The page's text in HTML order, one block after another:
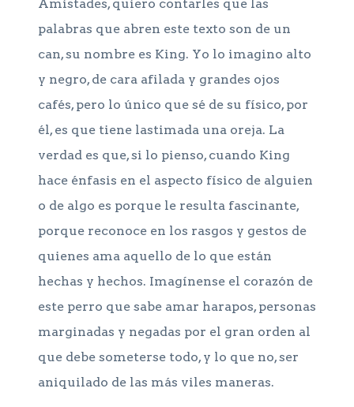
Amistades, quiero contarles que las
palabras que abren este texto son de un
can, su nombre es King. Yo lo imagino alto
y negro, de cara afilada y grandes ojos
cafés, pero lo único que sé de su físico, por
él, es que tiene lastimada una oreja. La
verdad es que, si lo pienso, cuando King
hace énfasis en el aspecto físico de alguien
o de algo es porque le resulta fascinante,
porque reconoce en los rasgos y gestos de
quienes ama aquello de lo que están
hechas y hechos. Imagínense el corazón de
este perro que sabe amar harapos, personas
marginadas y negadas por el gran orden al
que debe someterse todo, y lo que no, ser
aniquilado de las más viles maneras.